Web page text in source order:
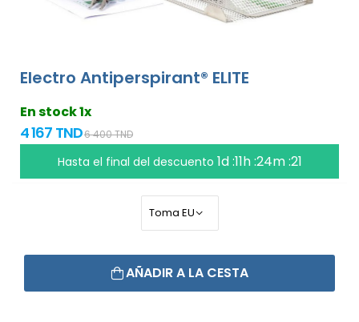
Electro Antiperspirant® ELITE
En stock 1x
4 167 TND6 400 TND
Hasta el final del descuento 1d :11h :24m :20
AÑADIR A LA CESTA